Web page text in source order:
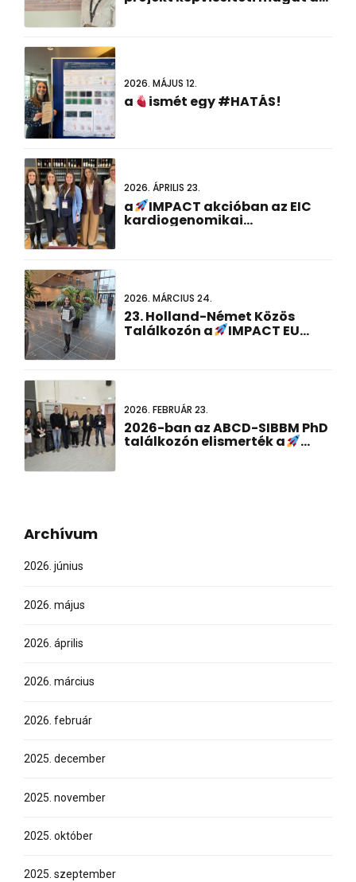
2026. MÁJUS 12.
a ismét egy #HATÁS!
2026. ÁPRILIS 23.
a IMPACT akcióban az EIC
kardiogenomikai
2026. MÁRCIUS 24.
23. Holland-Német Közös
Találkozón a IMPACT EU
2026. FEBRUÁR 23.
2026-ban az ABCD-SIBBM PhD
találkozón elismerték a
Archívum
2026. június
2026. május
2026. április
2026. március
2026. február
2025. december
2025. november
2025. október
2025. szeptember